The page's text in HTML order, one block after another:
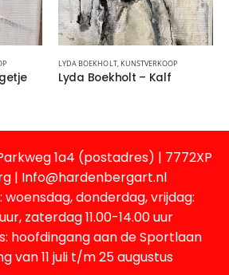
LYDA BOEKHOLT, KUNSTVERKOOP
Lyda Boekholt – Kalf
1a4 (postadres) | 7772XP
| Info@hardenbergart.nl
woensdag, donderdag, vrijdag:
zaterdag 11.00-14.00 uur
hoofdingang aan de Sportlaan
van 11 juli t/m 25 augustus